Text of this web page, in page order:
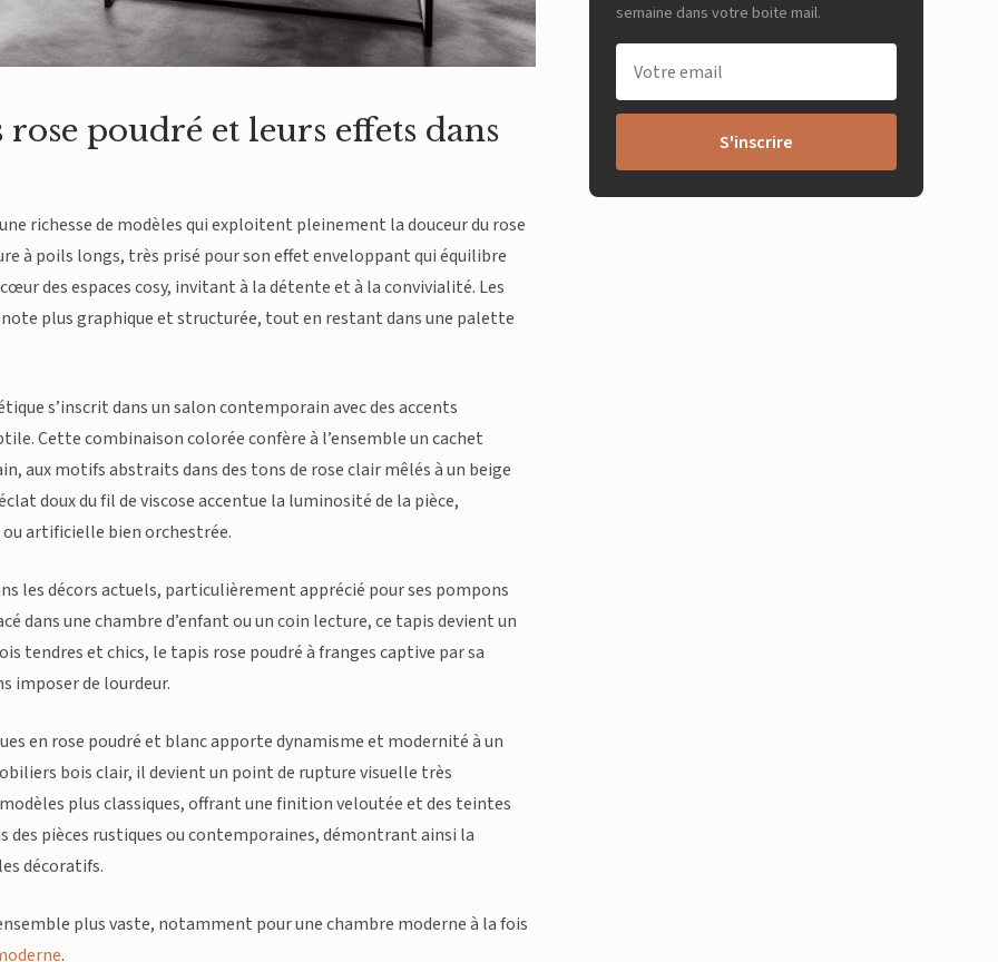
poudré et leurs effets dans
richesse de modèles qui exploitent pleinement la douceur du rose
à poils longs, très prisé pour son effet enveloppant qui équilibre
des espaces cosy, invitant à la détente et à la convivialité. Les
plus graphique et structurée, tout en restant dans une palette
s’inscrit dans un salon contemporain avec des accents
Cette combinaison colorée confère à l’ensemble un cachet
aux motifs abstraits dans des tons de rose clair mêlés à un beige
doux du fil de viscose accentue la luminosité de la pièce,
artificielle bien orchestrée.
les décors actuels, particulièrement apprécié pour ses pompons
dans une chambre d’enfant ou un coin lecture, ce tapis devient un
tendres et chics, le tapis rose poudré à franges captive par sa
imposer de lourdeur.
en rose poudré et blanc apporte dynamisme et modernité à un
bois clair, il devient un point de rupture visuelle très
plus classiques, offrant une finition veloutée et des teintes
pièces rustiques ou contemporaines, démontrant ainsi la
décoratifs.
plus vaste, notamment pour une chambre moderne à la fois
.
semaine dans votre boite mail.
S'inscrire